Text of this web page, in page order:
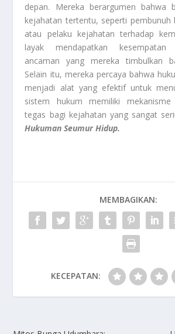
depan. Mereka berargumen bahwa
kejahatan tertentu, seperti pembunuh
atau pelaku kejahatan terhadap
layak mendapatkan
ancaman yang mereka timbulkan
Selain itu, mereka percaya bahwa
menjadi alat yang efektif untuk
sistem hukum memiliki
tegas bagi kejahatan yang sangat
Hukuman Seumur Hidup.
MEMBAGIKAN:
KECEPATAN: